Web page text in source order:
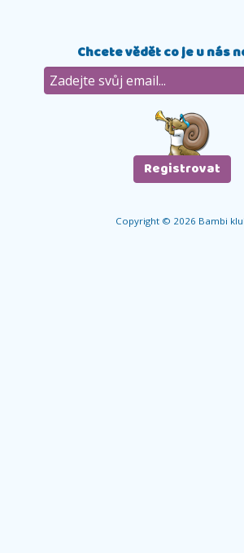
Chcete vědět co je u nás
Copyright © 2026 Bambi